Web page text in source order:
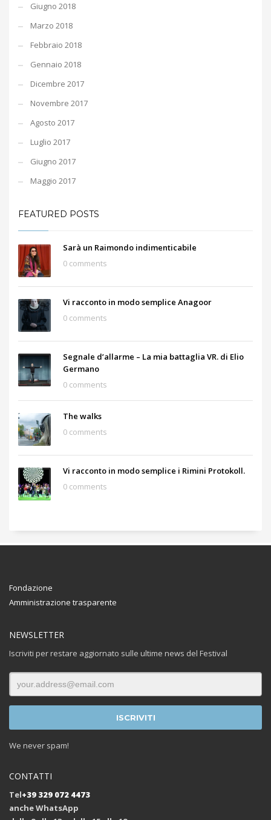
Giugno 2018
Marzo 2018
Febbraio 2018
Gennaio 2018
Dicembre 2017
Novembre 2017
Agosto 2017
Luglio 2017
Giugno 2017
Maggio 2017
FEATURED POSTS
Sarà un Raimondo indimenticabile
0 comments
Vi racconto in modo semplice Anagoor
0 comments
Segnale d’allarme – La mia battaglia VR. di Elio
Germano
0 comments
The walks
0 comments
Vi racconto in modo semplice i Rimini Protokoll.
0 comments
Fondazione
Amministrazione trasparente
NEWSLETTER
Iscriviti per restare aggiornato sulle ultime news del Festival
We never spam!
CONTATTI
Tel+39 329 072 4473
anche WhatsApp